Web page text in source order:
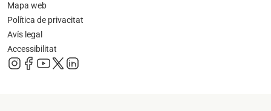
Mapa web
Política de privacitat
Avís legal
Accessibilitat